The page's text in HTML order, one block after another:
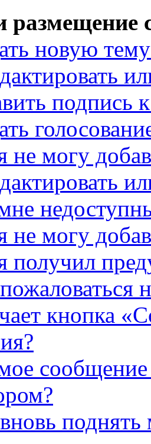
размещение
новую
подпись
не могу
не могу
получил
кнопка
сообщение